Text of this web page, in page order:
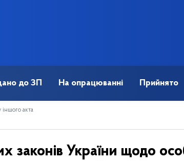
до ЗП На опрацюванні Прийнято
іншого акта
законів України щодо